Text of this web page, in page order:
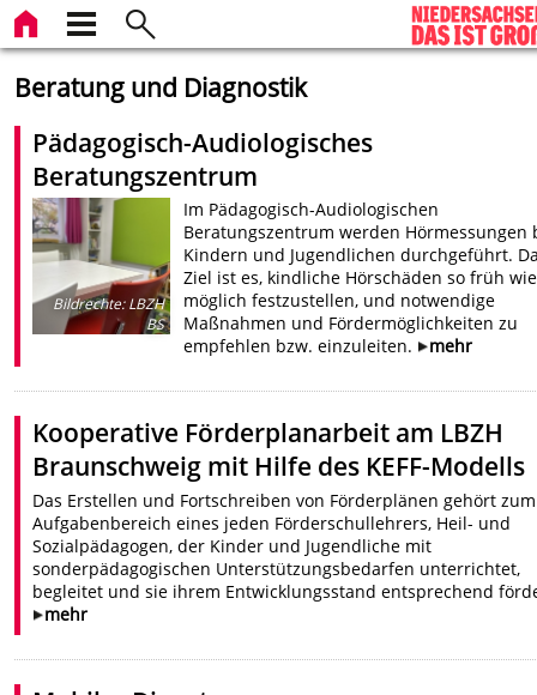
Beratung und Diagnostik
Pädagogisch-Audiologisches
Beratungszentrum
Bildrechte:LBZH
BS
Im Pädagogisch-Audiologischen
Beratungszentrum werden Hörmessungen
Kindern und Jugendlichen durchgeführt.
Ziel ist es, kindliche Hörschäden so früh wie
möglich festzustellen, und notwendige
Maßnahmen und Fördermöglichkeiten zu
empfehlen bzw. einzuleiten.
mehr
Kooperative Förderplanarbeit am LBZH
Braunschweig mit Hilfe des KEFF-Modells
Das Erstellen und Fortschreiben von Förderplänen gehört zum
Aufgabenbereich eines jeden Förderschullehrers, Heil- und
Sozialpädagogen, der Kinder und Jugendliche mit
sonderpädagogischen Unterstützungsbedarfen unterrichtet,
begleitet und sie ihrem Entwicklungsstand entsprechend
mehr